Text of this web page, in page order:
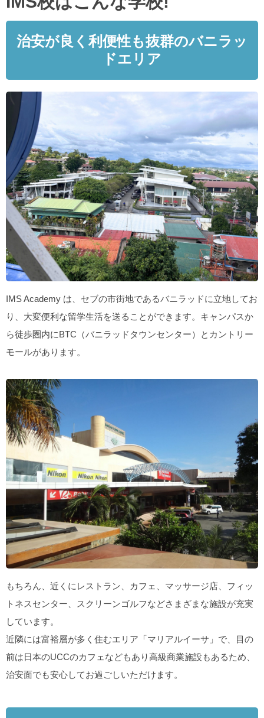
治安が良く利便性も抜群のバニラッ
ドエリア
IMS Academy は、セブの市街地であるバニラッドに立地してお
り、大変便利な留学生活を送ることができます。キャンパスか
ら徒歩圏内にBTC（バニラッドタウンセンター）とカントリー
モールがあります。
もちろん、近くにレストラン、カフェ、マッサージ店、フィッ
トネスセンター、スクリーンゴルフなどさまざまな施設が充実
しています。
近隣には富裕層が多く住むエリア「マリアルイーサ」で、目の
前は日本のUCCのカフェなどもあり高級商業施設もあるため、
治安面でも安心してお過ごしいただけます。